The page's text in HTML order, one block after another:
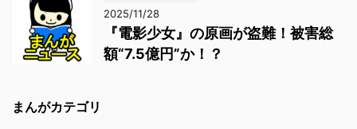
2025/11/28
『電影少女』の原画が盗難！被害総
額“7.5億円”か！？
まんがカテゴリ